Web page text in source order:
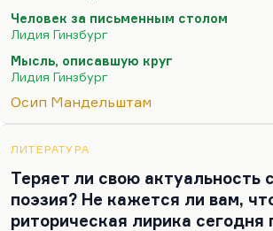
Лидия Яковлевна Гинзбург
завет Шкловского, который сказал
нибудь в старости вы напишете то,
действительно думаете о людях».
справедливая точка зрения.
раскрепостилась с годами и
написать о том, о чем другие
Конечно, ее проза…
Человек за письменным столом
Лидия Гинзбург
Мысль, описавшую круг
Лидия Гинзбург
Осип Мандельштам
ЛИТЕРАТУРА
Теряет ли свою актуальность
поэзия? Не кажется ли вам,
риторическая лирика сегодня